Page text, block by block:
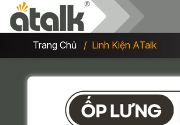
Trang Chủ Linh Kiện ATalk